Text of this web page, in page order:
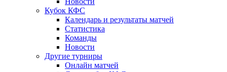
Кубок КФС
Календарь и результаты матчей
Статистика
Команды
Новости
Другие турниры
Онлайн матчей